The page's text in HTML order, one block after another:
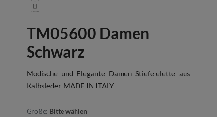
TM05600 Damen
Schwarz
Modische und Elegante Damen Stiefelelette aus
Kalbsleder. MADE IN ITALY.
Größe: Bitte wählen